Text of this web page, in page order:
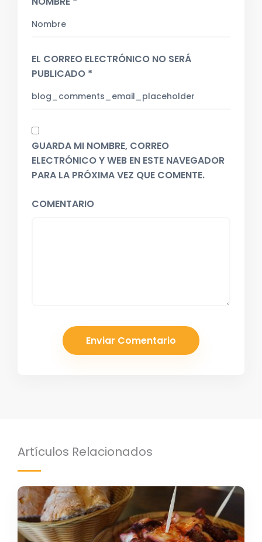
EL CORREO ELECTRÓNICO NO SERÁ
PUBLICADO *
GUARDA MI NOMBRE, CORREO
ELECTRÓNICO Y WEB EN ESTE NAVEGADOR
PARA LA PRÓXIMA VEZ QUE COMENTE.
COMENTARIO
Artículos Relacionados